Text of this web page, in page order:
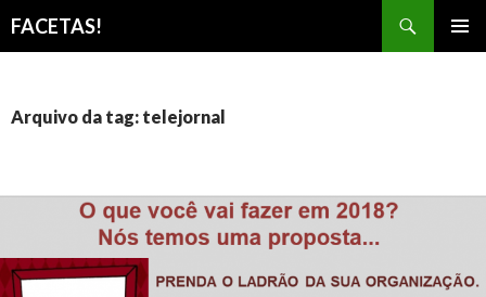
FACETAS!
CONTEÚDO
Arquivo da tag: telejornal